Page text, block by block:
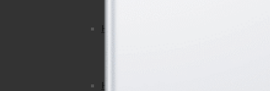
Honor lite
Honor x